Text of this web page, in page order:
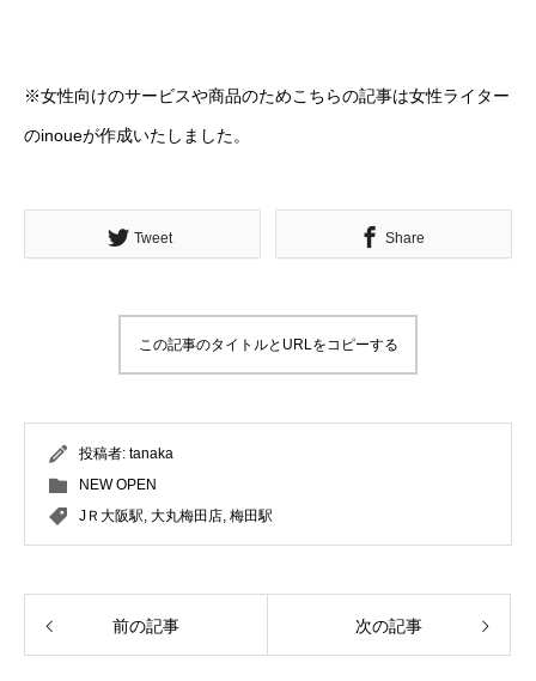
※女性向けのサービスや商品のためこちらの記事は女性ライター
のinoueが作成いたしました。
Tweet Share
この記事のタイトルとURLをコピーする
投稿者: tanaka
NEW OPEN
JＲ大阪駅, 大丸梅田店, 梅田駅
前の記事 次の記事